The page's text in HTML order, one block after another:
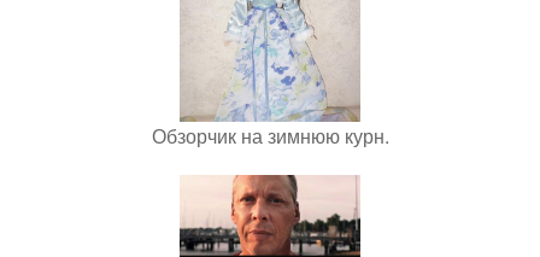
Обзорчик на зимнюю курн.